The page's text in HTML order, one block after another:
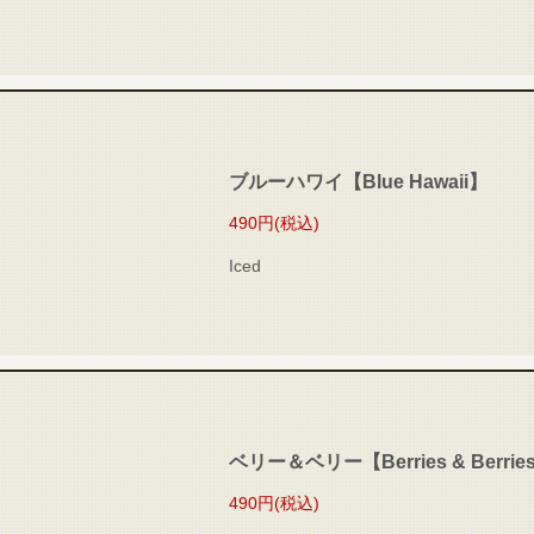
ブルーハワイ【Blue Hawaii】
490円(税込)
Iced
ベリー＆ベリー【Berries &
490円(税込)